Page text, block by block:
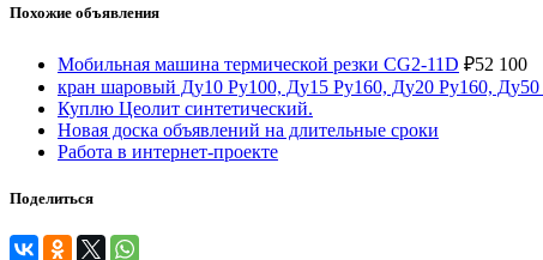
Похожие объявления
Мобильная машина термической резки CG2-11D ₽52 100
кран шаровый Ду10 Ру100, Ду15 Ру160, Ду20 Ру160,
Куплю Цеолит синтетический.
Новая доска объявлений на длительные сроки
Работа в интернет-проекте
Поделиться